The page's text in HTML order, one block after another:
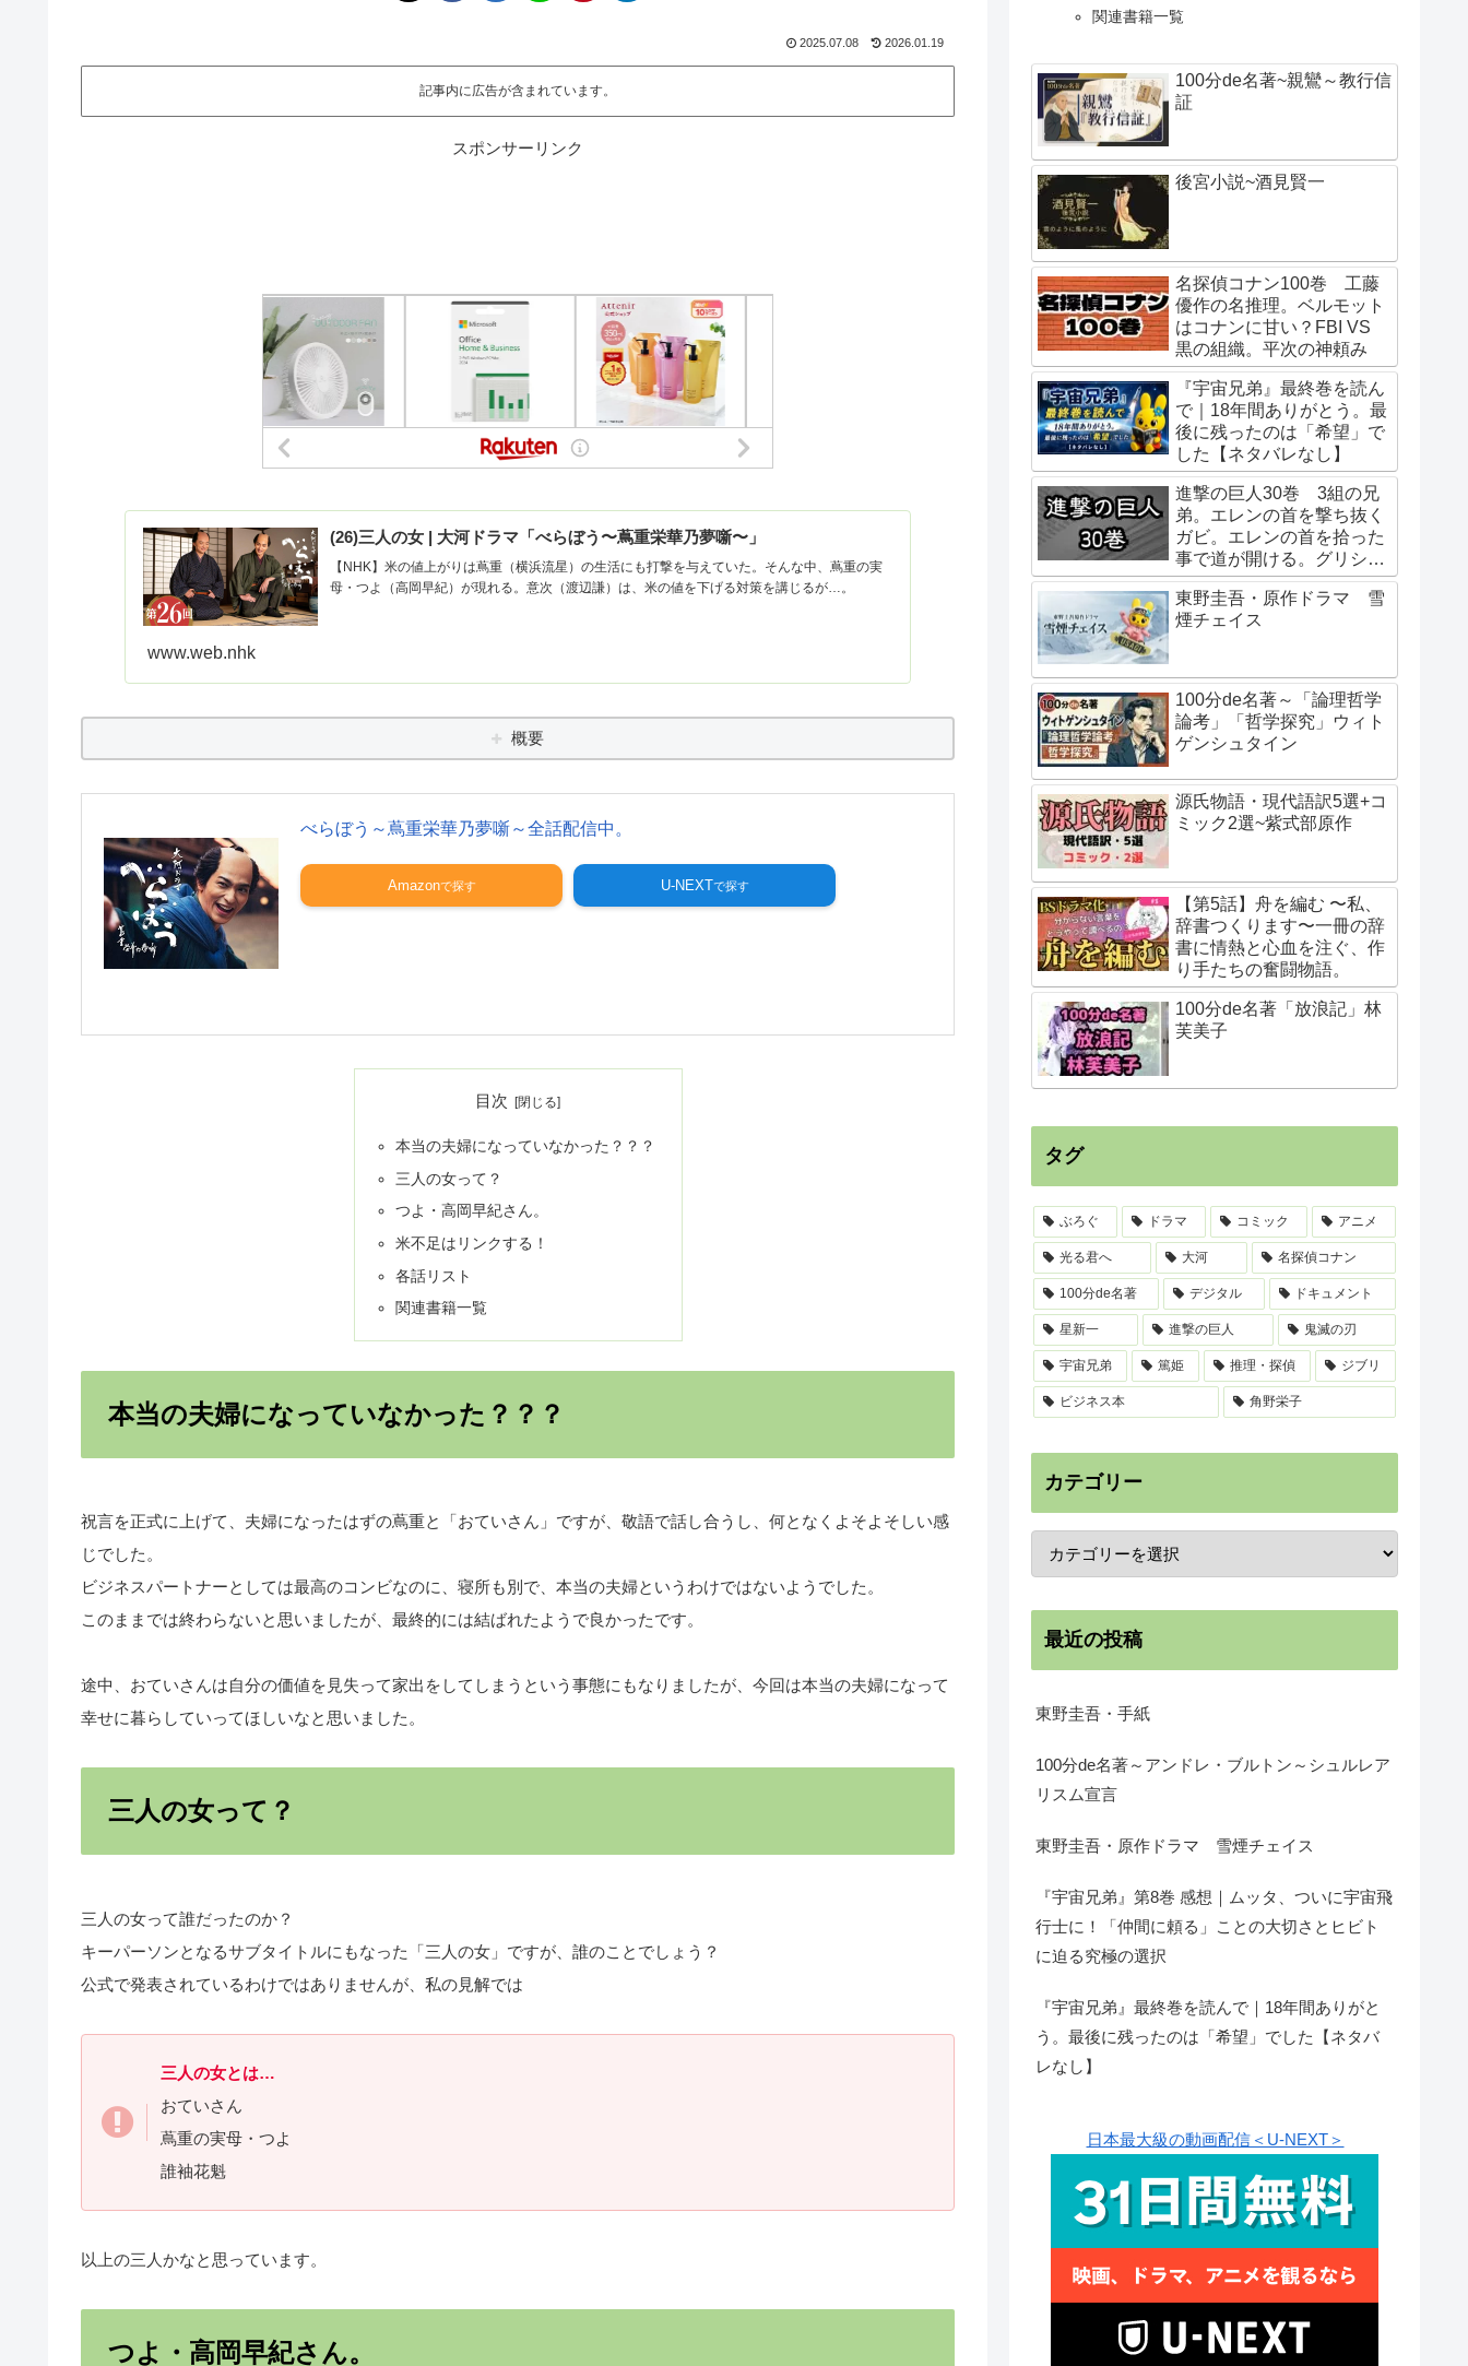
2025.07.08 2026.01.19
記事内に広告が含まれています。
スポンサーリンク
(26)三人の女 | 大河ドラマ「べらぼう〜蔦重栄華乃夢噺〜」
【NHK】米の値上がりは蔦重（横浜流星）の生活にも打撃を与えていた。そんな中、蔦重の実
母・つよ（高岡早紀）が現れる。意次（渡辺謙）は、米の値を下げる対策を講じるが…。
www.web.nhk
概要
べらぼう～蔦重栄華乃夢噺～全話配信中。
Amazon U-NEXT
目次
本当の夫婦になっていなかった？？？
三人の女って？
つよ・高岡早紀さん。
米不足はリンクする！
各話リスト
関連書籍一覧
本当の夫婦になっていなかった？？？
祝言を正式に上げて、夫婦になったはずの蔦重と「おていさん」ですが、敬語で話し合うし、何となくよそよそしい感
じでした。
ビジネスパートナーとしては最高のコンビなのに、寝所も別で、本当の夫婦というわけではないようでした。
このままでは終わらないと思いましたが、最終的には結ばれたようで良かったです。
途中、おていさんは自分の価値を見失って家出をしてしまうという事態にもなりましたが、今回は本当の夫婦になって
幸せに暮らしていってほしいなと思いました。
三人の女って？
三人の女って誰だったのか？
キーパーソンとなるサブタイトルにもなった「三人の女」ですが、誰のことでしょう？
公式で発表されているわけではありませんが、私の見解では
三人の女とは…
おていさん
蔦重の実母・つよ
誰袖花魁
以上の三人かなと思っています。
つよ・高岡早紀さん。
関連書籍一覧
100分de名著~親鸞～教行信
証
後宮小説~酒見賢一
名探偵コナン100巻 工藤
優作の名推理。ベルモット
はコナンに甘い？FBI VS
黒の組織。平次の神頼み
『宇宙兄弟』最終巻を読ん
で｜18年間ありがとう。最
後に残ったのは「希望」で
した【ネタバレなし】
進撃の巨人30巻 3組の兄
弟。エレンの首を撃ち抜く
ガビ。エレンの首を拾った
事で道が開ける。グリシャ
の行動はエレンの指示。始
祖ユミルの巨人化は虫との
接触？二千年前からユミル
東野圭吾・原作ドラマ 雪
煙チェイス
100分de名著～「論理哲学
論考」「哲学探究」ウィト
ゲンシュタイン
源氏物語・現代語訳5選+コ
ミック2選~紫式部原作
【第5話】舟を編む 〜私、
辞書つくります〜一冊の辞
書に情熱と心血を注ぐ、作
り手たちの奮闘物語。
100分de名著「放浪記」林
芙美子
タグ
ぶろぐ ドラマ コミック アニメ
光る君へ 大河 名探偵コナン
100分de名著 デジタル ドキュメント
星新一 進撃の巨人 鬼滅の刃
宇宙兄弟 篤姫 推理・探偵 ジブリ
ビジネス本 角野栄子
カテゴリー
最近の投稿
東野圭吾・手紙
100分de名著～アンドレ・ブルトン～シュルレア
リスム宣言
東野圭吾・原作ドラマ 雪煙チェイス
『宇宙兄弟』第8巻 感想｜ムッタ、ついに宇宙飛
行士に！「仲間に頼る」ことの大切さとヒビト
に迫る究極の選択
『宇宙兄弟』最終巻を読んで｜18年間ありがと
う。最後に残ったのは「希望」でした【ネタバ
レなし】
日本最大級の動画配信＜U-NEXT＞